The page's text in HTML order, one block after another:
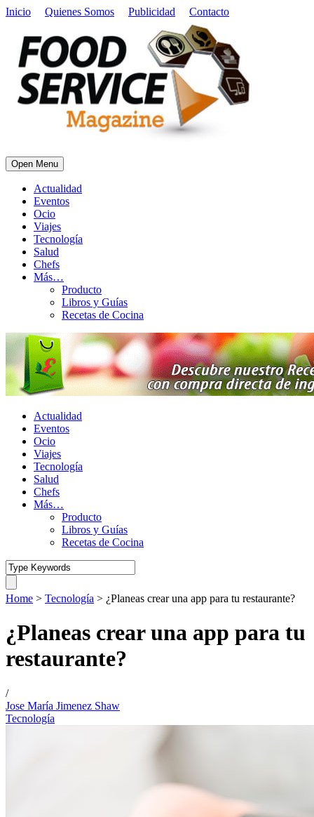
Inicio Quienes Somos Publicidad Contacto
Open Menu
Actualidad
Eventos
Ocio
Viajes
Tecnología
Salud
Chefs
Más…
Producto
Libros y Guías
Recetas de Cocina
Actualidad
Eventos
Ocio
Viajes
Tecnología
Salud
Chefs
Más…
Producto
Libros y Guías
Recetas de Cocina
Home > Tecnología > ¿Planeas crear una app para tu restaurante?
¿Planeas crear una app para tu
restaurante?
/
Jose María Jimenez Shaw
Tecnología